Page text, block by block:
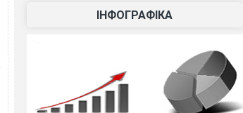
ІНФОГРАФІКА